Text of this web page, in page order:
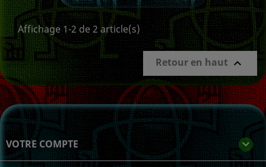
Affichage 1-2 de 2 article(s)
Retour en haut 
VOTRE COMPTE 